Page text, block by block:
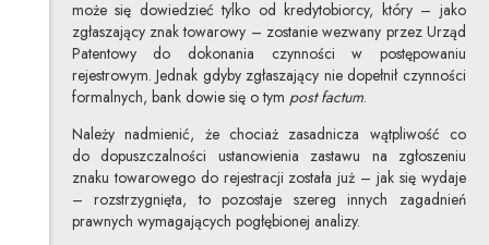
może się dowiedzieć tylko od kredytobiorcy, który – jako
zgłaszający znak towarowy – zostanie wezwany przez Urząd
Patentowy do dokonania czynności w postępowaniu
rejestrowym. Jednak gdyby zgłaszający nie dopełnił czynności
formalnych, bank dowie się o tym post factum.
Należy nadmienić, że chociaż zasadnicza wątpliwość co
do dopuszczalności ustanowienia zastawu na zgłoszeniu
znaku towarowego do rejestracji została już – jak się wydaje
– rozstrzygnięta, to pozostaje szereg innych zagadnień
prawnych wymagających pogłębionej analizy.